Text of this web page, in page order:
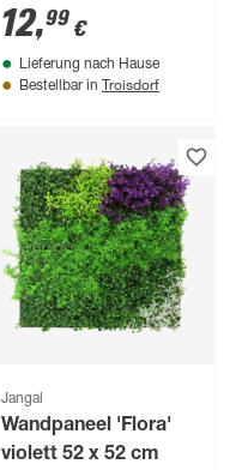
11203A' grau 52 x 52
cm
12,99 €
Lieferung nach Hause
Bestellbar in Troisdorf
Jangal
Wandpaneel 'Flora'
violett 52 x 52 cm